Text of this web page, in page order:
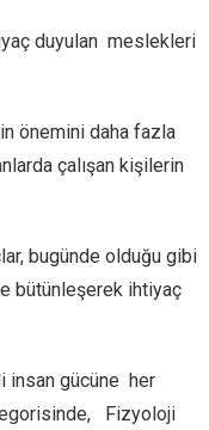
duyulan meslekleri
önemini daha fazla
çalışan kişilerin
bugünde olduğu gibi
bütünleşerek ihtiyaç
insan gücüne her
Fizyoloji